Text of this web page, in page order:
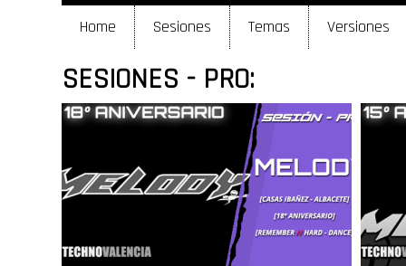
Home Sesiones Temas Versiones
SESIONES - PRO: